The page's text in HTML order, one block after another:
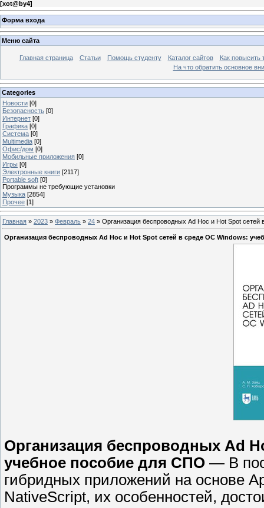
[xot@by4]
Форма входа
Меню сайта
Главная страница Статьи Помощь студенту Каталог сайтов
Как повысить
На что обратить основное
Categories
Новости [0]
Безопасность [0]
Интернет [0]
Графика [0]
Система [0]
Multimedia [0]
Офис/дом [0]
Мобильные приложения [0]
Игры [0]
Электронные книги [2117]
Portable soft [0]
Программы не требующие установки
Музыка [2854]
Прочее [1]
Главная » 2023 » Февраль » 24 » Организация беспроводных Ad Hoc и Hot Spot
Организация беспроводных Ad Hoc и Hot Spot сетей в среде ОС Windows:
Организация беспроводных Ad
учебное пособие для СПО — В
гибридных приложений на основе
NativeScript, их особенностей,